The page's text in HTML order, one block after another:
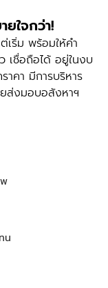
ใจกว่า!
เริ่ม พร้อมให้คำ
เชื่อถือได้ อยู่ในงบ
าคา มีการบริหาร
ส่งมอบอสังหาฯ
น